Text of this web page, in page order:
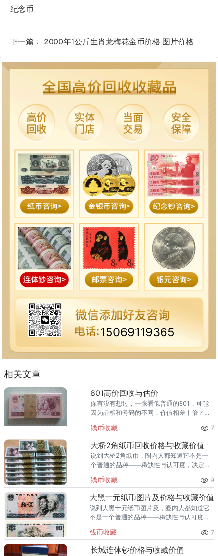
纪念币
下一篇： 2000年1公斤生肖龙梅花金币价格 图片价格
15069119365
相关文章
801高价回收与估价
你有没有想过，一张看似普通的801，可能
因为品相和号码的不同，价值相差十倍？
近我们刚成功回收一批801，成交价格 12
元。根据2026年最
钱币收藏 7
大桥2角纸币回收价格与收藏价值
说到大桥2角纸币，圈内人都知道它不是一
个普通的品种——稀缺性与认可度，决定了
以实物品相为准）上月有位客户一次性回收
一刀大桥2角纸币，成交流水约
钱币收藏 9
大黑十元纸币图片及价格与收藏价值
说到大黑十元纸币图片及，圈内人都知道它
不是一个普通的品种——稀缺性与认可度，
片仅供参考，以实物品相为准）最近我们刚
成功回收一批大黑十元纸币图片
钱币收藏 7
长城连体钞价格与收藏价值